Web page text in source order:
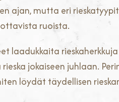
ajan, mutta eri
ruoista.
laadukkaita
jokaiseen juhlaan.
löydät täydellisen